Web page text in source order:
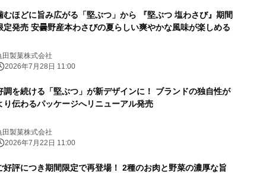
むほどに旨み広がる「堅ぶつ」から 『堅ぶつ 塩わさび』期間
定発売 安曇野産本わさびの夏らしい爽やかな風味が楽しめる
田製菓株式会社
2026年7月28日 11:00
調を続ける「堅ぶつ」が新デザインに！ ブランドの独自性が
り伝わるパッケージへリニューアル発売
田製菓株式会社
2026年7月22日 11:00
好評につき期間限定で再登場！ 2種のお肉と野菜の濃厚な旨